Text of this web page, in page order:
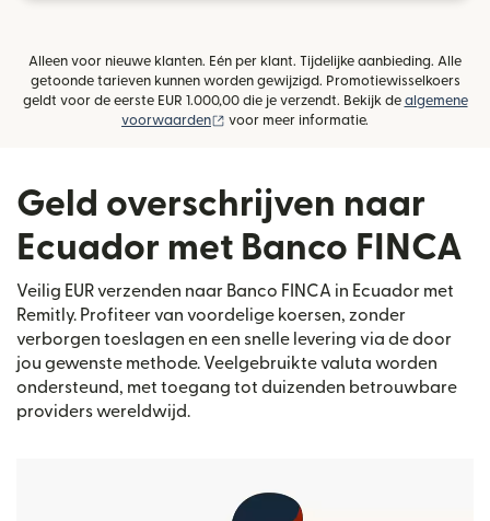
Alleen voor nieuwe klanten. Eén per klant. Tijdelijke aanbieding. Alle
getoonde tarieven kunnen worden gewijzigd. Promotiewisselkoers
geldt voor de eerste EUR 1.000,00 die je verzendt. Bekijk de algemene
voorwaarden
(wordt geopend in een nieuw venster)
voor meer informatie.
Geld overschrijven naar
Ecuador met Banco FINCA
Veilig EUR verzenden naar Banco FINCA in Ecuador met
Remitly. Profiteer van voordelige koersen, zonder
verborgen toeslagen en een snelle levering via de door
jou gewenste methode. Veelgebruikte valuta worden
ondersteund, met toegang tot duizenden betrouwbare
providers wereldwijd.